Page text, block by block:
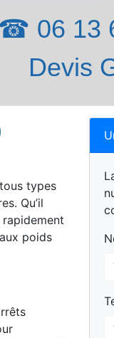
☎ 06 13
Devis
types
Qu’il
rapidement
poids